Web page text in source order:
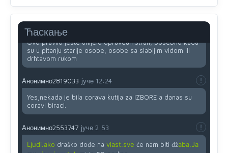
Ћаскање
Ovo pravilo jeste unijelo opravdan strah, posebno kada
su u pitanju starije osobe, osobe sa slabijim vidom ili
drhtavom rukom
Анонимно2819033 јуче 12:24
Yes,nekada je bila corava kutija za IZBORE a danas su
coravi biraci.
Анонимно2553747 јуче 2:53
Ljudi.ako draško dođe na vlast.sve će nam biti đžaba.Ja